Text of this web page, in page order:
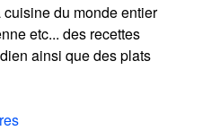
du monde entier
etc... des recettes
ainsi que des plats